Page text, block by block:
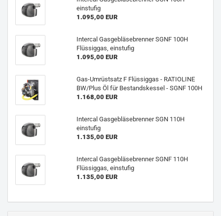
einstufig
1.095,00 EUR
Intercal Gasgebläsebrenner SGNF 100H
Flüssiggas, einstufig
1.095,00 EUR
Gas-Umrüstsatz F Flüssiggas - RATIOLINE
BW/Plus Öl für Bestandskessel - SGNF 100H
1.168,00 EUR
Intercal Gasgebläsebrenner SGN 110H
einstufig
1.135,00 EUR
Intercal Gasgebläsebrenner SGNF 110H
Flüssiggas, einstufig
1.135,00 EUR